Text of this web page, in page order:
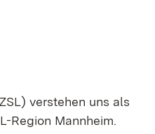
verstehen uns als
Region Mannheim.